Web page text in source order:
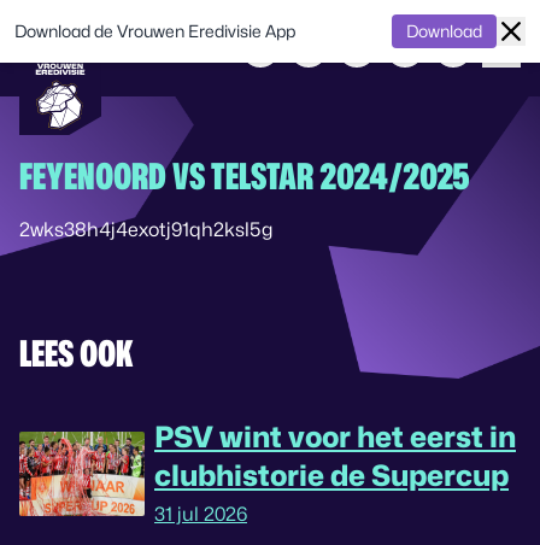
FEYENOORD VS TELSTAR 2024/2025
2wks38h4j4exotj91qh2ksl5g
LEES OOK
PSV wint voor het eerst in
clubhistorie de Supercup
31 jul 2026
Download de Vrouwen Eredivisie App Download